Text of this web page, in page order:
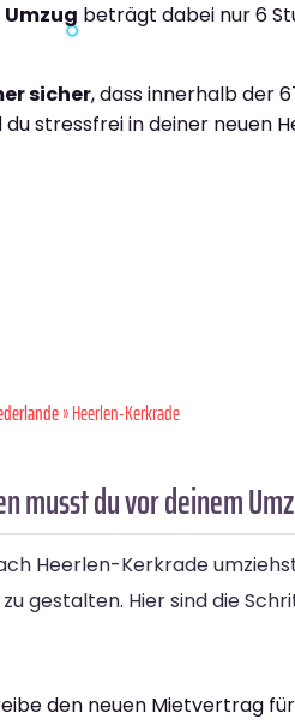
beträgt dabei nur 6
sicher, dass innerhalb der
stressfrei in deiner neuen
» Heerlen-Kerkrade
musst du vor deinem
Heerlen-Kerkrade
gestalten. Hier sind die
den neuen Mietvertrag